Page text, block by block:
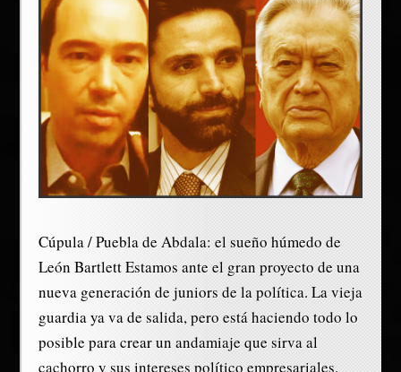
Cúpula / Puebla de Abdala: el sueño húmedo de
León Bartlett Estamos ante el gran proyecto de una
nueva generación de juniors de la política. La vieja
guardia ya va de salida, pero está haciendo todo lo
posible para crear un andamiaje que sirva al
cachorro y sus intereses político empresariales.